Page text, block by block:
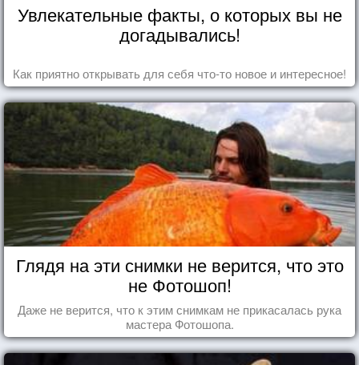
Увлекательные факты, о которых вы не
догадывались!
Как приятно открывать для себя что-то новое и интересное!
Глядя на эти снимки не верится, что это
не Фотошоп!
Даже не верится, что к этим снимкам не прикасалась рука
мастера Фотошопа.